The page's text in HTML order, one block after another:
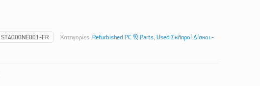
ST4000NE001-FR Κατηγορίες: Refurbished PC & Parts, Used Σκληροί Δίσκοι -